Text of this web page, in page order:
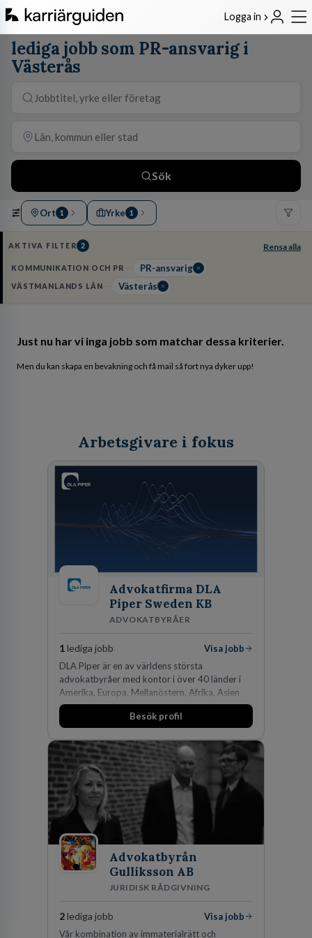
Logga in
lediga jobb som PR-ansvarig i
Västerås
Sök
Ort 1 Yrke 1
AKTIVA FILTER 2 Rensa alla
KOMMUNIKATION OCH PR PR-ansvarig
VÄSTMANLANDS LÄN Västerås
Just nu har vi inga jobb som matchar dessa kriterier.
Men du kan skapa en bevakning och få mail så fort nya dyker upp!
Arbetsgivare i fokus
Advokatfirma DLA
Piper Sweden KB
ADVOKATBYRÅER
1lediga jobb
Visa jobb
DLA Piper är en av världens största
advokatbyråer med kontor i över 40 länder i
Amerika, Europa, Mellanöstern, Afrika, Asien
och Oceanien. Vi är specialister inom
affärsjuridikens alla områden och vi har några
fler än 450 jurister på fem kontor i Stockholm,
Köpenhamn, Århus, Oslo och Helsingfors kan vi
på DLA Piper erbjuda våra klienter en unik,
effektiv och gränsöverskridande nordisk
expertis. På vårt kontor i centrala Stockholm är
vi idag drygt 240 medarbetare.
Besök profil
Advokatbyrån
Gulliksson AB
JURIDISK RÅDGIVNING
2lediga jobb
Visa jobb
Vår kombination av immaterialrätt och